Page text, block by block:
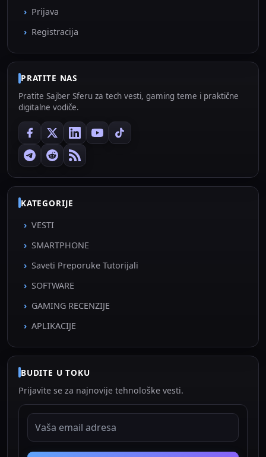
Prijava
Registracija
PRATITE NAS
Pratite Sajber Sferu za tech vesti, gaming teme i praktične
digitalne vodiče.
KATEGORIJE
VESTI
SMARTPHONE
Saveti Preporuke Tutorijali
SOFTWARE
GAMING RECENZIJE
APLIKACIJE
BUDITE U TOKU
Prijavite se za najnovije tehnološke vesti.
EMAIL ADRESA